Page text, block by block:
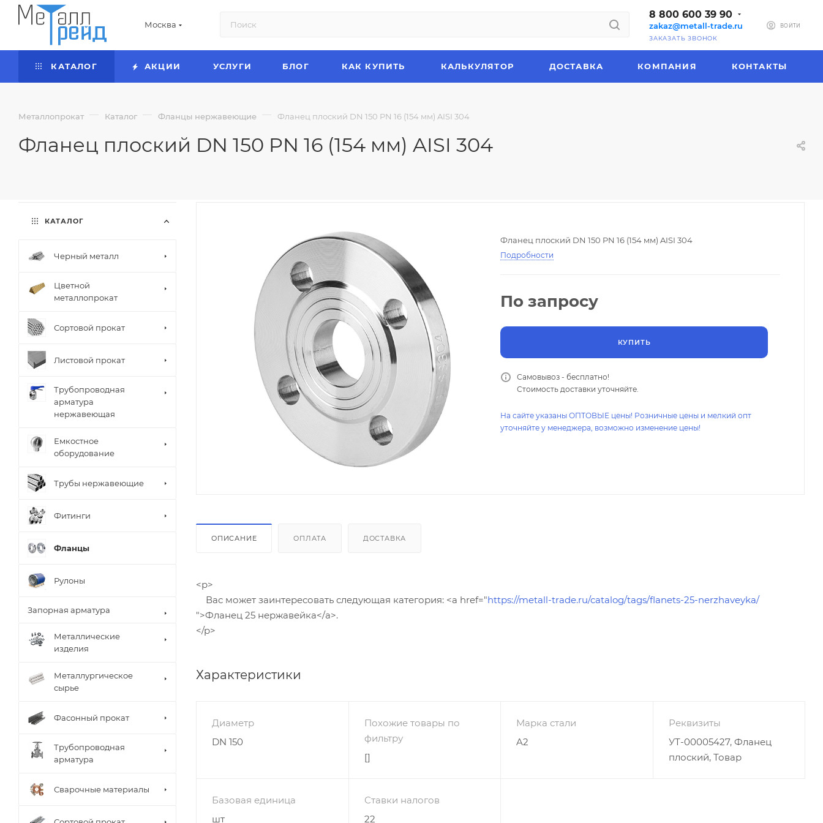
Москва
8 800 600 39 90
zakaz@metall-trade.ru
ЗАКАЗАТЬ ЗВОНОК
ВОЙТИ
КАТАЛОГ АКЦИИ УСЛУГИ БЛОГ КАК КУПИТЬ КАЛЬКУЛЯТОР ДОСТАВКА КОМПАНИЯ КОНТАКТЫ
Металлопрокат — Каталог — Фланцы нержавеющие — Фланец плоский DN 150 PN 16 (154 мм) AISI 304
Фланец плоский DN 150 PN 16 (154 мм) AISI 304
Фланец плоский DN 150 PN 16 (154 мм) AISI 304
Подробности
По запросу
КУПИТЬ
Самовывоз - бесплатно!
Стоимость доставки уточняйте.
На сайте указаны ОПТОВЫЕ цены! Розничные цены и мелкий опт
уточняйте у менеджера, возможно изменение цены!
ОПИСАНИЕ ОПЛАТА ДОСТАВКА
<p>
Вас может заинтересовать следующая категория: <a href="https://metall-trade.ru/catalog/tags/flanets-25-nerzhaveyka/
">Фланец 25 нержавейка</a>.
</p>
Характеристики
Диаметр
DN 150
Похожие товары по
фильтру
[]
Марка стали
A2
Реквизиты
УТ-00005427, Фланец
плоский, Товар
Базовая единица
шт
Ставки налогов
22
КАТАЛОГ
Черный металл
Цветной
металлопрокат
Сортовой прокат
Листовой прокат
Трубопроводная
арматура
нержавеющая
Емкостное
оборудование
Трубы нержавеющие
Фитинги
Фланцы
Рулоны
Запорная арматура
Металлические
изделия
Металлургическое
сырье
Фасонный прокат
Трубопроводная
арматура
Сварочные материалы